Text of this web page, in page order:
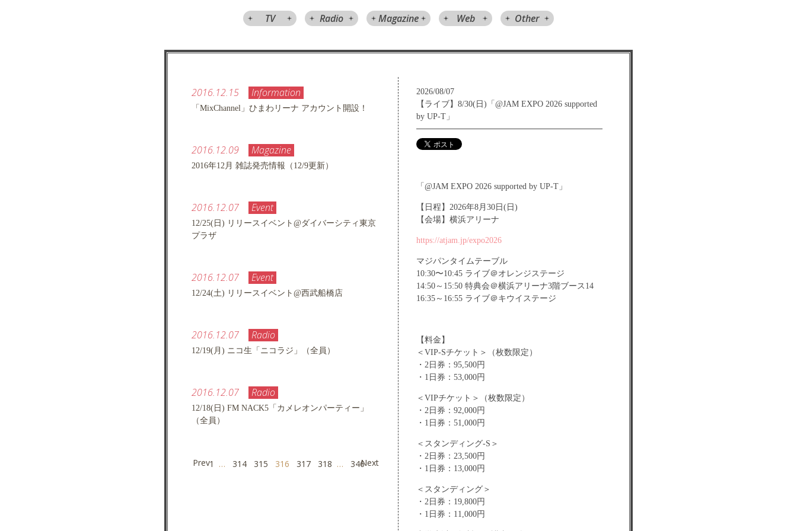
TV Radio Magazine Web Other
2016.12.15 Information
「MixChannel」ひまわリーナ アカウント開設！
2016.12.09 Magazine
2016年12月 雑誌発売情報（12/9更新）
2016.12.07 Event
12/25(日) リリースイベント@ダイバーシティ東京
プラザ
2016.12.07 Event
12/24(土) リリースイベント@西武船橋店
2016.12.07 Radio
12/19(月) ニコ生「ニコラジ」（全員）
2016.12.07 Radio
12/18(日) FM NACK5「カメレオンパーティー」
（全員）
Prev1 … 314 315 316 317 318 … 346Next
2026/08/07
【ライブ】8/30(日)「@JAM EXPO 2026 supported
by UP-T」
「@JAM EXPO 2026 supported by UP-T」
【日程】2026年8月30日(日)
【会場】横浜アリーナ
https://atjam.jp/expo2026
マジパンタイムテーブル
10:30〜10:45 ライブ＠オレンジステージ
14:50～15:50 特典会＠横浜アリーナ3階ブース14
16:35～16:55 ライブ＠キウイステージ
【料金】
＜VIP-Sチケット＞（枚数限定）
・2日券：95,500円
・1日券：53,000円
＜VIPチケット＞（枚数限定）
・2日券：92,000円
・1日券：51,000円
＜スタンディング-S＞
・2日券：23,500円
・1日券：13,000円
＜スタンディング＞
・2日券：19,800円
・1日券：11,000円